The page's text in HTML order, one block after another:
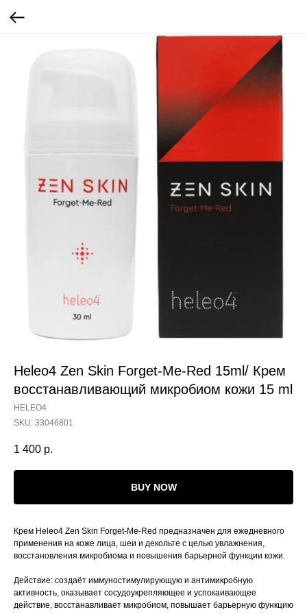
Heleo4 Zen Skin Forget-Me-Red 15ml/ Крем
восстанавливающий микробиом кожи 15 ml
HELEO4
SKU: 33046801
1 400 р.
BUY NOW
Крем Heleo4 Zen Skin Forget-Me-Red предназначен для ежедневного
применения на коже лица, шеи и декольте с целью увлажнения,
восстановления микробиома и повышения барьерной функции кожи.
Действие: создаёт иммуностимулирующую и антимикробную
активность, оказывает сосудоукрепляющее и успокаивающее
действие, восстанавливает микробиом, повышает барьерную функцию